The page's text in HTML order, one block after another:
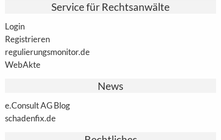
Service für Rechtsanwälte
Login
Registrieren
regulierungsmonitor.de
WebAkte
News
e.Consult AG Blog
schadenfix.de